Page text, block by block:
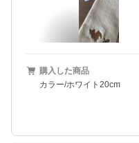
購入した商品
カラー/ホワイト20cm